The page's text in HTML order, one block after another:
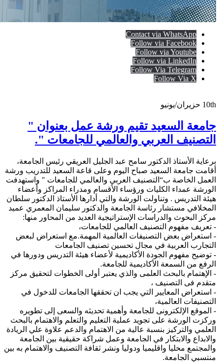
Contact via WhatsApp
Follow via Facebook
Follow via Youtube
Follow via LinkedIn
Follow Via Telegram
Follow Via X
10th حزيران/يونيو
جامعة السعيد تقيم ورشة عمل بعنوان "
التصنيف العربي والعالمي للجامعات ".
برعاية الأستاذ الدكتور سامح عبد الجليل العريقي رئيس الجامعة،
أقامت جامعة السعيد صباح اليوم وعلى قاعة السعيد للتدريب ورشة
العمل الخاصة ب“التصنيف العربي والعالمي للجامعات " واستهدفت
الورشة عمداء الكليات ورؤساء الأقسام ومدراء المراكز وأعضاء
هيئة التدريس . وتناولت الورشة والتي أدارها الأستاذ الدكتور سلطان
المخلافي مستشار رئاسة الجامعة والدكتور سليمان المعمري عميد
مركز البحوث والدراسات الإستراتيجية العديد من المحاور منها:
- تعريف مفهوم التصنيف العالمي للجامعات،
- استعراض بعض التصنيفات العالمية المهمة.مع استعراض لبعض
التجارب العربية في مجال تحسين تصنيف الجامعات
- توضيح مفهوم الجودة الأكاديمية لأعضاء هيئة التدريس ودورها في
الرفع من السمعة الأكاديمية للجامعة.
- الإهتمام بالبحث العلمى والذي يعتبر أولى الخطوات لتحقيق مركز
متقدم فى التصنيف ،
- استعراض المعايير التي يجب ان تحققها الجامعات للدخول في
التصنيفات العالمية،
- الموقع الإلكترونى للجامعة وأهمية تحديثه والسعى إلى تطويره
وركزت الورشة على تجويد عملية التعليم والتعلم والاهتمام بالبحث
العلمي والتركيز بنسبة عالية من الاهتمام والدعم علاوة علي الريادة
والابداع والابتكار في الجامعة وعمل شراكة حقيقية بين الجامعة
والمجتمع محليا واقليميا ودوليا ونشر ثقافة التصنيف والاهتمام به بين
منتسبي الجامعة.